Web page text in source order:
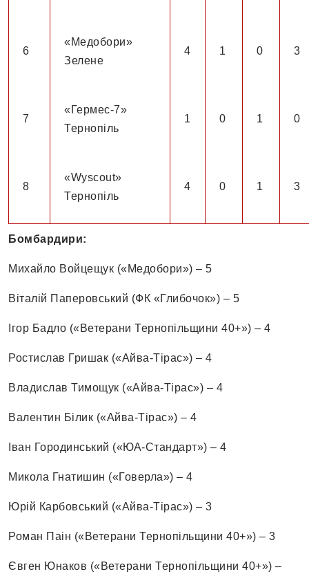
6
«Медобори»
Зелене
4 1 0 3
7
«Гермес-7»
Тернопіль
1 0 1 0
8
«Wyscout»
Тернопіль
4 0 1 3
Бомбардири:
Михайло Войцещук («Медобори») – 5
Віталій Паперовський (ФК «Глибочок») – 5
Ігор Бадло («Ветерани Тернопільщини 40+») – 4
Ростислав Гришак («Айва-Тірас») – 4
Владислав Тимощук («Айва-Тірас») – 4
Валентин Білик («Айва-Тірас») – 4
Іван Городинський («ЮА-Стандарт») – 4
Микола Гнатишин («Говерла») – 4
Юрій Карбовський («Айва-Тірас») – 3
Роман Паін («Ветерани Тернопільщини 40+») – 3
Євген Юнаков («Ветерани Тернопільщини 40+») –